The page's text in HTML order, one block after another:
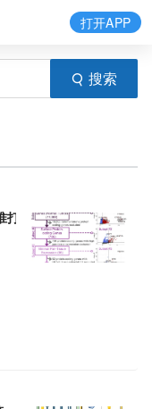
搜索
打开APP
打击膀胱癌，保膀胱治疗